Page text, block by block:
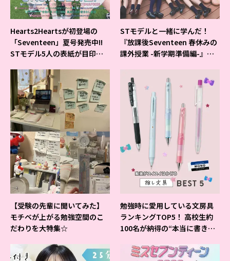
Hearts2Heartsが初登場の
「Seventeen」夏号発売中!!
STモデル5人の表紙が目印だ
STモデルと一緒に学んだ！
『放課後Seventeen 春休みの
課外授業 -新学期準備編-』イ
【受験の先輩に聞いてみた】
モチベが上がる勉強空間のこ
だわりを大特集☆
勉強時に愛用している文房具
ランキングTOP5！ 高校生約
100名が納得の“本当に書きや